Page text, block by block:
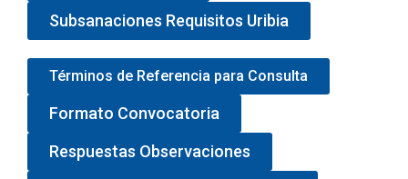
Subsanaciones Requisitos Uribia
Términos de Referencia para Consulta
Formato Convocatoria
Respuestas Observaciones